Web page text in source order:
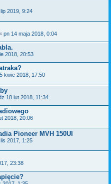
2019, 9:24
pn 14 maja 2018, 0:04
2018, 20:53
kwie 2018, 17:50
18 lut 2018, 11:34
2018, 20:06
Pioneer MVH 150UI
2017, 1:25
23:38